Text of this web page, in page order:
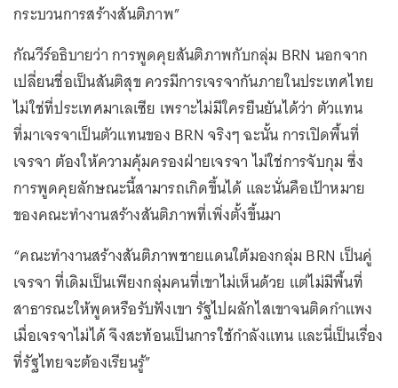
กระบวนการสร้างสันติภาพ”
กัณวีร์อธิบายว่า การพูดคุยสันติภาพกับกลุ่ม BRN นอกจาก
เปลี่ยนชื่อเป็นสันติสุข ควรมีการเจรจากันภายในประเทศไทย
ไม่ใช่ที่ประเทศมาเลเซีย เพราะไม่มีใครยืนยันได้ว่า ตัวแทน
ที่มาเจรจาเป็นตัวแทนของ BRN จริงๆ ฉะนั้น การเปิดพื้นที่
เจรจา ต้องให้ความคุ้มครองฝ่ายเจรจา ไม่ใช่การจับกุม ซึ่ง
การพูดคุยลักษณะนี้สามารถเกิดขึ้นได้ และนั่นคือเป้าหมาย
ของคณะทำงานสร้างสันติภาพที่เพิ่งตั้งขึ้นมา
“คณะทำงานสร้างสันติภาพชายแดนใต้มองกลุ่ม BRN เป็นคู่
เจรจา ที่เดิมเป็นเพียงกลุ่มคนที่เขาไม่เห็นด้วย แต่ไม่มีพื้นที่
สาธารณะให้พูดหรือรับฟังเขา รัฐไปผลักไสเขาจนติดกำแพง
เมื่อเจรจาไม่ได้ จึงสะท้อนเป็นการใช้กำลังแทน และนี่เป็นเรื่อง
ที่รัฐไทยจะต้องเรียนรู้”